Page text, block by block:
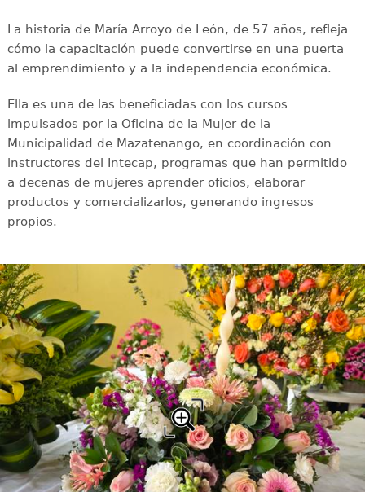
La historia de María Arroyo de León, de 57 años, refleja
cómo la capacitación puede convertirse en una puerta
al emprendimiento y a la independencia económica.
Ella es una de las beneficiadas con los cursos
impulsados por la Oficina de la Mujer de la
Municipalidad de Mazatenango, en coordinación con
instructores del Intecap, programas que han permitido
a decenas de mujeres aprender oficios, elaborar
productos y comercializarlos, generando ingresos
propios.